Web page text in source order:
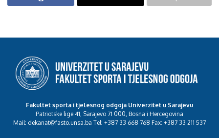
Fakultet sporta i tjelesnog odgoja Univerzitet u Sarajevu
Patriotske lige 41, Sarajevo 71 000, Bosna i Hercegovina
Mail: dekanat@fasto.unsa.ba Tel: +387 33 668 768 Fax: +387 33 211 537